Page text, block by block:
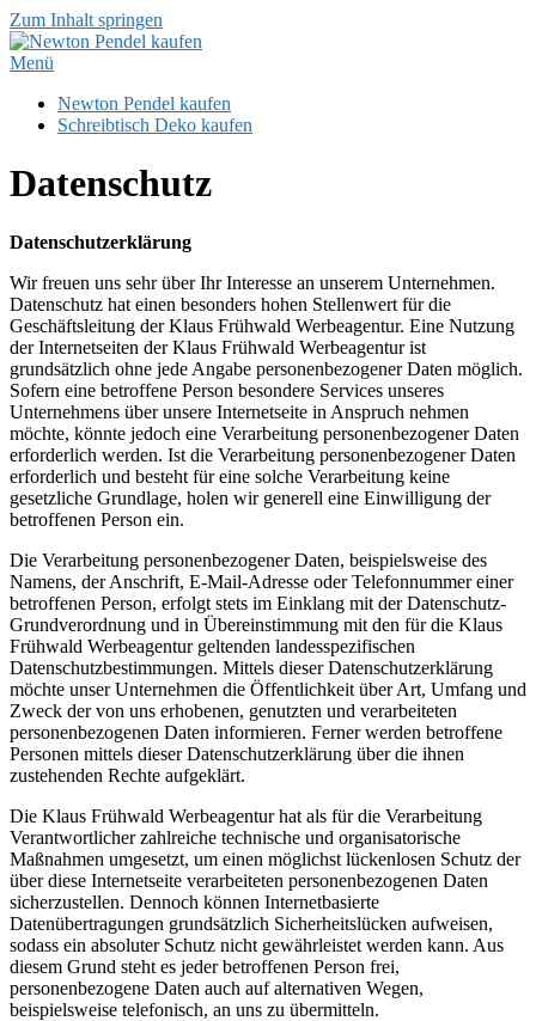
Zum Inhalt springen
Menü
Newton Pendel kaufen
Schreibtisch Deko kaufen
Datenschutz
Datenschutzerklärung
Wir freuen uns sehr über Ihr Interesse an unserem Unternehmen.
Datenschutz hat einen besonders hohen Stellenwert für die
Geschäftsleitung der Klaus Frühwald Werbeagentur. Eine Nutzung
der Internetseiten der Klaus Frühwald Werbeagentur ist
grundsätzlich ohne jede Angabe personenbezogener Daten möglich.
Sofern eine betroffene Person besondere Services unseres
Unternehmens über unsere Internetseite in Anspruch nehmen
möchte, könnte jedoch eine Verarbeitung personenbezogener Daten
erforderlich werden. Ist die Verarbeitung personenbezogener Daten
erforderlich und besteht für eine solche Verarbeitung keine
gesetzliche Grundlage, holen wir generell eine Einwilligung der
betroffenen Person ein.
Die Verarbeitung personenbezogener Daten, beispielsweise des
Namens, der Anschrift, E-Mail-Adresse oder Telefonnummer einer
betroffenen Person, erfolgt stets im Einklang mit der Datenschutz-
Grundverordnung und in Übereinstimmung mit den für die Klaus
Frühwald Werbeagentur geltenden landesspezifischen
Datenschutzbestimmungen. Mittels dieser Datenschutzerklärung
möchte unser Unternehmen die Öffentlichkeit über Art, Umfang und
Zweck der von uns erhobenen, genutzten und verarbeiteten
personenbezogenen Daten informieren. Ferner werden betroffene
Personen mittels dieser Datenschutzerklärung über die ihnen
zustehenden Rechte aufgeklärt.
Die Klaus Frühwald Werbeagentur hat als für die Verarbeitung
Verantwortlicher zahlreiche technische und organisatorische
Maßnahmen umgesetzt, um einen möglichst lückenlosen Schutz der
über diese Internetseite verarbeiteten personenbezogenen Daten
sicherzustellen. Dennoch können Internetbasierte
Datenübertragungen grundsätzlich Sicherheitslücken aufweisen,
sodass ein absoluter Schutz nicht gewährleistet werden kann. Aus
diesem Grund steht es jeder betroffenen Person frei,
personenbezogene Daten auch auf alternativen Wegen,
beispielsweise telefonisch, an uns zu übermitteln.